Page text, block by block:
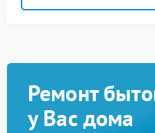
Ремонт
у Вас дома